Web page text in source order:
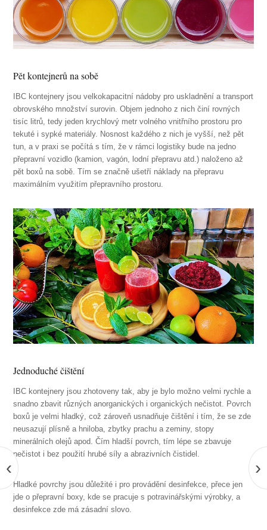
Pět kontejnerů na sobě
IBC kontejnery jsou velkokapacitní nádoby pro uskladnění a transport
obrovského množství surovin. Objem jednoho z nich činí rovných
tisíc litrů, tedy jeden krychlový metr volného vnitřního prostoru pro
tekuté i sypké materiály. Nosnost každého z nich je vyšší, než pět
tun, a v praxi se počítá s tím, že v rámci logistiky bude na jedno
přepravní vozidlo (kamion, vagón, lodní přepravu atd.) naloženo až
pět boxů na sobě. Tím se značně ušetří náklady na přepravu
maximálním využitím přepravního prostoru.
Jednoduché čištění
IBC kontejnery jsou zhotoveny tak, aby je bylo možno velmi rychle a
snadno zbavit různých anorganických i organických nečistot. Povrch
boxů je velmi hladký, což zároveň usnadňuje čištění i tím, že se zde
neusazují plísně a hniloba, zbytky prachu a zeminy, stopy
minerálních olejů apod. Čím hladší povrch, tím lépe se zbavuje
nečistot i bez použití hrubé síly a abrazivních čistidel.
Hladké povrchy jsou důležité i pro provádění desinfekce, přece jen
jde o přepravní boxy, kde se pracuje s potravinářskými výrobky, a
desinfekce zde má zásadní slovo.
‹ ›